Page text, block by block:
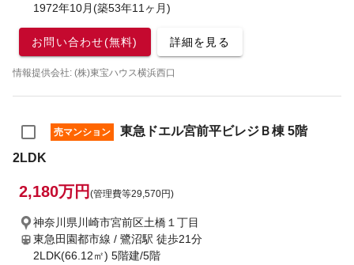
1972年10月(築53年11ヶ月)
お問い合わせ(無料) 詳細を見る
情報提供会社: (株)東宝ハウス横浜西口
売マンション
東急ドエル宮前平ビレジＢ棟 5階
2LDK
2,180万円 (管理費等29,570円)
神奈川県川崎市宮前区土橋１丁目
東急田園都市線 / 鷺沼駅 徒歩21分
2LDK(66.12㎡) 5階建/5階